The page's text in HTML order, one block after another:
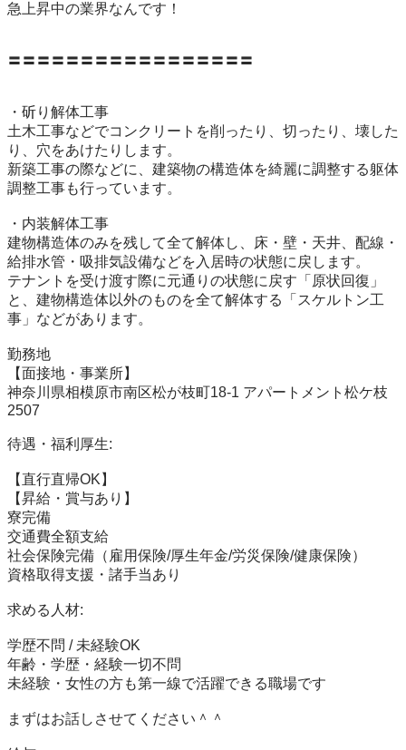
急上昇中の業界なんです！
〓〓〓〓〓〓〓〓〓〓〓〓〓〓〓〓〓
・斫り解体工事
土木工事などでコンクリートを削ったり、切ったり、壊した
り、穴をあけたりします。
新築工事の際などに、建築物の構造体を綺麗に調整する躯体
調整工事も行っています。
・内装解体工事
建物構造体のみを残して全て解体し、床・壁・天井、配線・
給排水管・吸排気設備などを入居時の状態に戻します。
テナントを受け渡す際に元通りの状態に戻す「原状回復」
と、建物構造体以外のものを全て解体する「スケルトン工
事」などがあります。
勤務地
【面接地・事業所】
神奈川県相模原市南区松が枝町18-1 アパートメント松ケ枝
2507
待遇・福利厚生:
【直行直帰OK】
【昇給・賞与あり】
寮完備
交通費全額支給
社会保険完備（雇用保険/厚生年金/労災保険/健康保険）
資格取得支援・諸手当あり
求める人材:
学歴不問 / 未経験OK
年齢・学歴・経験一切不問
未経験・女性の方も第一線で活躍できる職場です
まずはお話しさせてください＾＾